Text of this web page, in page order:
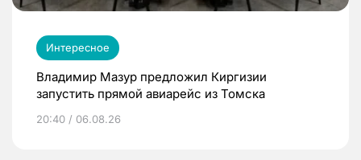
Интересное
Владимир Мазур предложил Киргизии
запустить прямой авиарейс из Томска
20:40 / 06.08.26